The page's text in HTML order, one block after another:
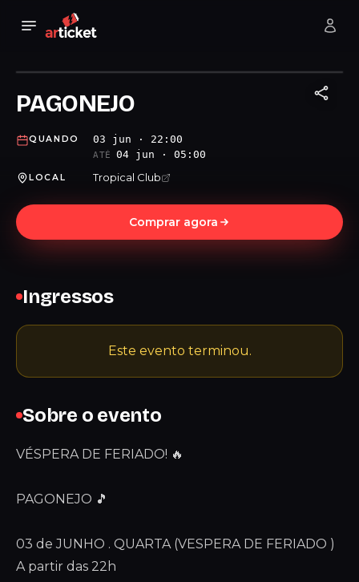
PAGONEJO
QUANDO 03 jun · 22:00
ATÉ 04 jun · 05:00
LOCAL Tropical Club
Comprar agora
Sobre o evento
VÉSPERA DE FERIADO! 🔥
PAGONEJO 🎵
03 de JUNHO . QUARTA (VESPERA DE FERIADO )
A partir das 22h
Ingressos
Este evento terminou.